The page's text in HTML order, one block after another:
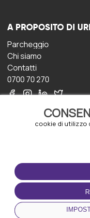
cookie di utilizzo
A PROPOSITO DI
Parcheggio
Chi siamo
Contatti
0700 70 270
CONDIZIONI D'USO
Termini e Condizioni
Politica sulla
Gestione dei Cookie